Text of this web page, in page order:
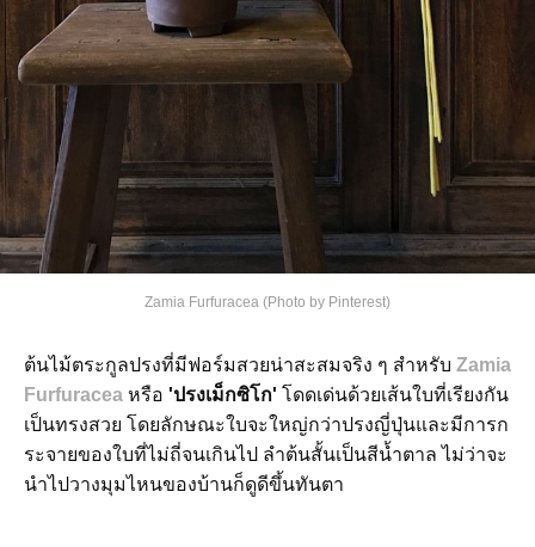
Zamia Furfuracea (Photo by Pinterest)
ต้นไม้ตระกูลปรงที่มีฟอร์มสวยน่าสะสมจริง ๆ สำหรับ Zamia
Furfuracea หรือ 'ปรงเม็กซิโก' โดดเด่นด้วยเส้นใบที่เรียงกัน
เป็นทรงสวย โดยลักษณะใบจะใหญ่กว่าปรงญี่ปุ่นและมีการก
ระจายของใบที่ไม่ถี่จนเกินไป ลำต้นสั้นเป็นสีน้ำตาล ไม่ว่าจะ
นำไปวางมุมไหนของบ้านก็ดูดีขึ้นทันตา